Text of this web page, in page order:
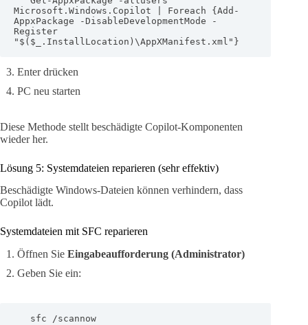
Microsoft.Windows.Copilot | Foreach {Add-
AppxPackage -DisableDevelopmentMode -
Register
"$($_.InstallLocation)\AppXManifest.xml"}
Enter drücken
PC neu starten
Diese Methode stellt beschädigte Copilot-Komponenten
wieder her.
Lösung 5: Systemdateien reparieren (sehr effektiv)
Beschädigte Windows-Dateien können verhindern, dass
Copilot lädt.
Systemdateien mit SFC reparieren
Öffnen Sie Eingabeaufforderung (Administrator)
Geben Sie ein:
   sfc /scannow